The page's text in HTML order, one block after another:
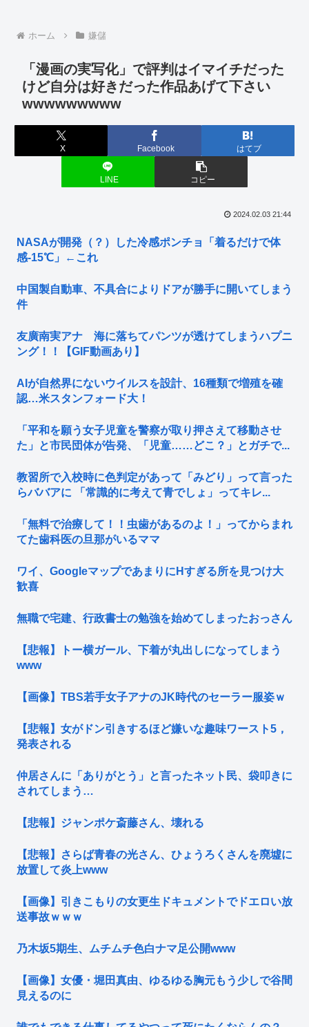
ホーム 嫌儲
「漫画の実写化」で評判はイマイチだった
けど自分は好きだった作品あげて下さい
wwwwwwwww
X Facebook はてブ
LINE コピー
2024.02.03 21:44
NASAが開発（？）した冷感ポンチョ「着るだけで体
感-15℃」←これ
中国製自動車、不具合によりドアが勝手に開いてしまう
件
友廣南実アナ 海に落ちてパンツが透けてしまうハプニ
ング！！【GIF動画あり】
AIが自然界にないウイルスを設計、16種類で増殖を確
認…米スタンフォード大！
「平和を願う女子児童を警察が取り押さえて移動させ
た」と市民団体が告発、「児童……どこ？」とガチで...
教習所で入校時に色判定があって「みどり」って言った
らババアに 「常識的に考えて青でしょ」ってキレ...
「無料で治療して！！虫歯があるのよ！」ってからまれ
てた歯科医の旦那がいるママ
ワイ、GoogleマップであまりにΗすぎる所を見つけ大
歓喜
無職で宅建、行政書士の勉強を始めてしまったおっさん
【悲報】トー横ガール、下着が丸出しになってしまう
www
【画像】TBS若手女子アナのJK時代のセーラー服姿ｗ
【悲報】女がドン引きするほど嫌いな趣味ワースト5，
発表される
仲居さんに「ありがとう」と言ったネット民、袋叩きに
されてしまう…
【悲報】ジャンポケ斎藤さん、壊れる
【悲報】さらば青春の光さん、ひょうろくさんを廃墟に
放置して炎上www
【画像】引きこもりの女更生ドキュメントでドエロい放
送事故ｗｗｗ
乃木坂5期生、ムチムチ色白ナマ足公開www
【画像】女優・堀田真由、ゆるゆる胸元もう少しで谷間
見えるのに